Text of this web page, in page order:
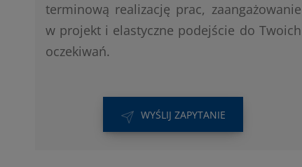
terminową realizację prac, zaangażowanie
w projekt i elastyczne podejście do Twoich
oczekiwań.
WYŚLIJ ZAPYTANIE